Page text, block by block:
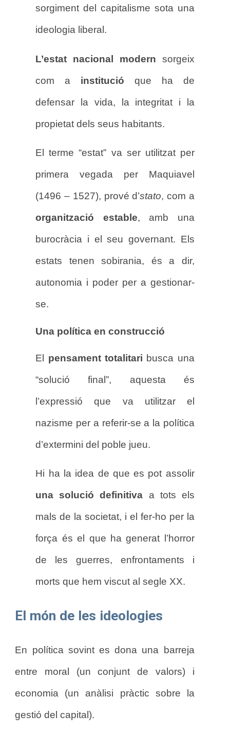
sorgiment del capitalisme sota una
ideologia liberal.
L’estat nacional modern sorgeix
com a institució que ha de
defensar la vida, la integritat i la
propietat dels seus habitants.
El terme “estat” va ser utilitzat per
primera vegada per Maquiavel
(1496 – 1527), prové d’stato, com a
organització estable, amb una
burocràcia i el seu governant. Els
estats tenen sobirania, és a dir,
autonomia i poder per a gestionar-
se.
Una política en construcció
El pensament totalitari busca una
“solució final”, aquesta és
l’expressió que va utilitzar el
nazisme per a referir-se a la política
d’extermini del poble jueu.
Hi ha la idea de que es pot assolir
una solució definitiva a tots els
mals de la societat, i el fer-ho per la
força és el que ha generat l’horror
de les guerres, enfrontaments i
morts que hem viscut al segle XX.
El món de les ideologies
En política sovint es dona una barreja
entre moral (un conjunt de valors) i
economia (un anàlisi pràctic sobre la
gestió del capital).